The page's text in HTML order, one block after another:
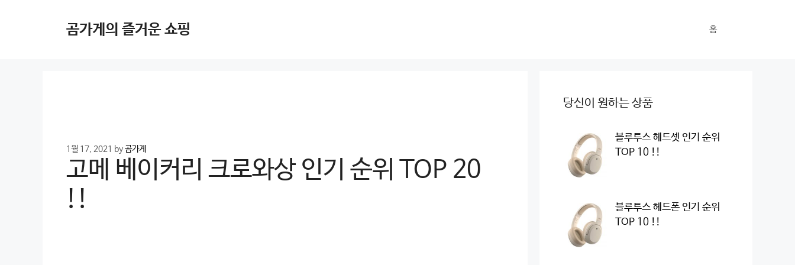
곰가게의 즐거운 쇼핑 홈
1월 17, 2021 by곰가게
고메 베이커리 크로와상 인기 순위 TOP 20
!!
당신이 원하는 상품
블루투스 헤드셋 인기 순위
TOP 10 !!
블루투스 헤드폰 인기 순위
TOP 10 !!